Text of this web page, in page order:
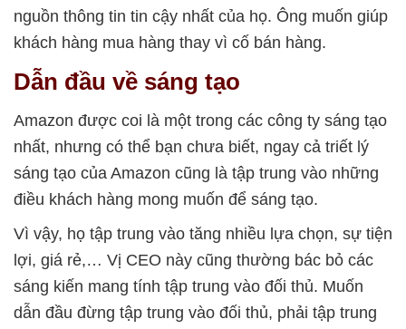
nguồn thông tin tin cậy nhất của họ. Ông muốn giúp
khách hàng mua hàng thay vì cố bán hàng.
Dẫn đầu về sáng tạo
Amazon được coi là một trong các công ty sáng tạo
nhất, nhưng có thể bạn chưa biết, ngay cả triết lý
sáng tạo của Amazon cũng là tập trung vào những
điều khách hàng mong muốn để sáng tạo.
Vì vậy, họ tập trung vào tăng nhiều lựa chọn, sự tiện
lợi, giá rẻ,… Vị CEO này cũng thường bác bỏ các
sáng kiến mang tính tập trung vào đối thủ. Muốn
dẫn đầu đừng tập trung vào đối thủ, phải tập trung